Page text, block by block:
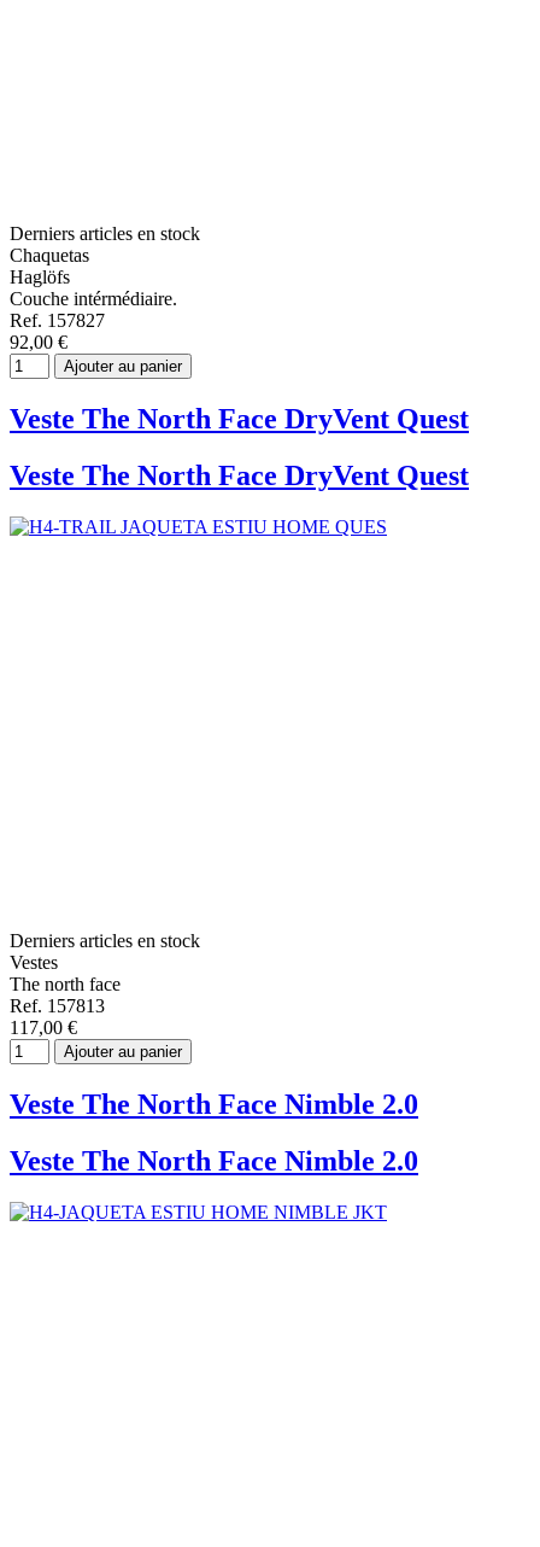
Derniers articles en stock
Chaquetas
Haglöfs
Couche intérmédiaire.
Ref. 157827
92,00 €
Ajouter au panier
Veste The North Face DryVent Quest
Veste The North Face DryVent Quest
Derniers articles en stock
Vestes
The north face
Ref. 157813
117,00 €
Ajouter au panier
Veste The North Face Nimble 2.0
Veste The North Face Nimble 2.0